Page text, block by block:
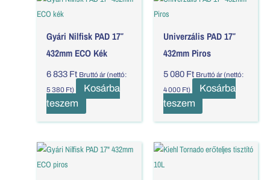
Gyári Nilfisk PAD 17″
432mm ECO Kék
6 833 Ft Bruttó ár (nettó:
5 380 Ft)
Kosárba
teszem
Univerzális PAD 17″
432mm Piros
5 080 Ft Bruttó ár (nettó:
4 000 Ft)
Kosárba
teszem